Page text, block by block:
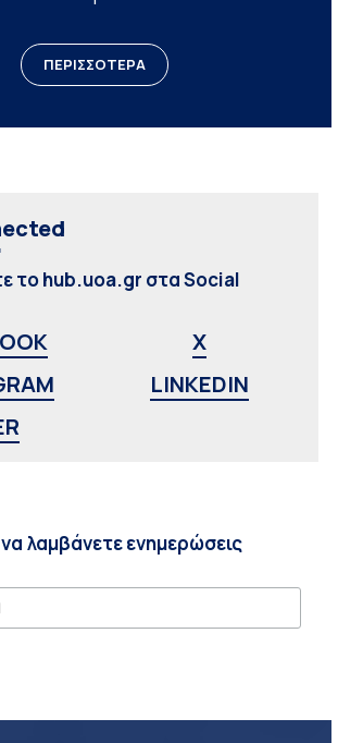
ΠΕΡΙΣΣΟΤΕΡΑ
το hub.uoa.gr στα Social
X
LINKEDIN
λαμβάνετε ενημερώσεις